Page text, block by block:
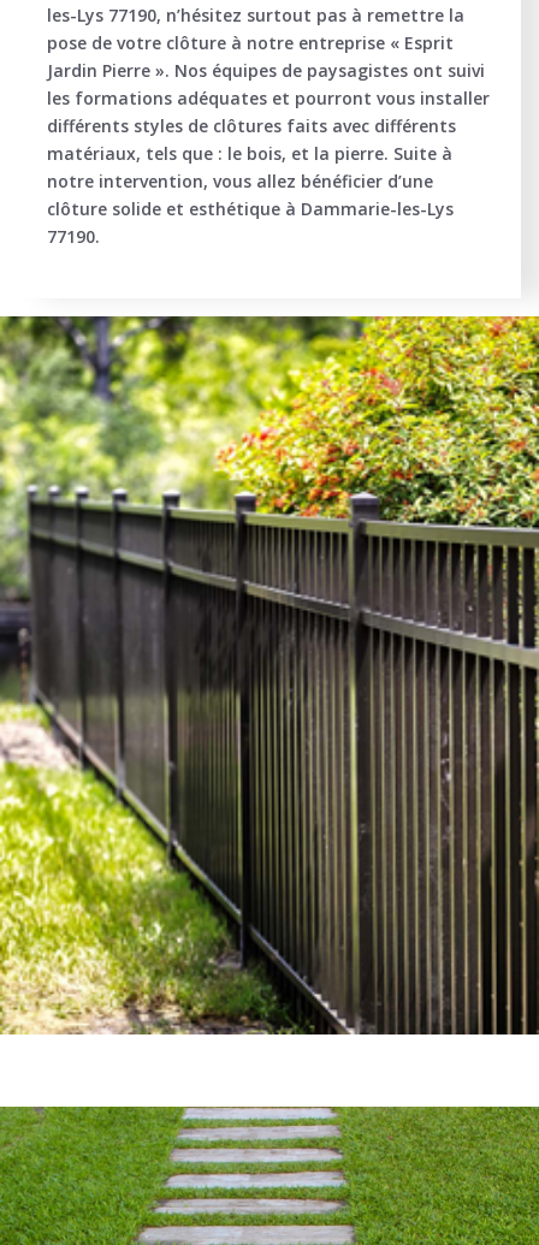
les-Lys 77190, n’hésitez surtout pas à remettre la
pose de votre clôture à notre entreprise « Esprit
Jardin Pierre ». Nos équipes de paysagistes ont suivi
les formations adéquates et pourront vous installer
différents styles de clôtures faits avec différents
matériaux, tels que : le bois, et la pierre. Suite à
notre intervention, vous allez bénéficier d’une
clôture solide et esthétique à Dammarie-les-Lys
77190.